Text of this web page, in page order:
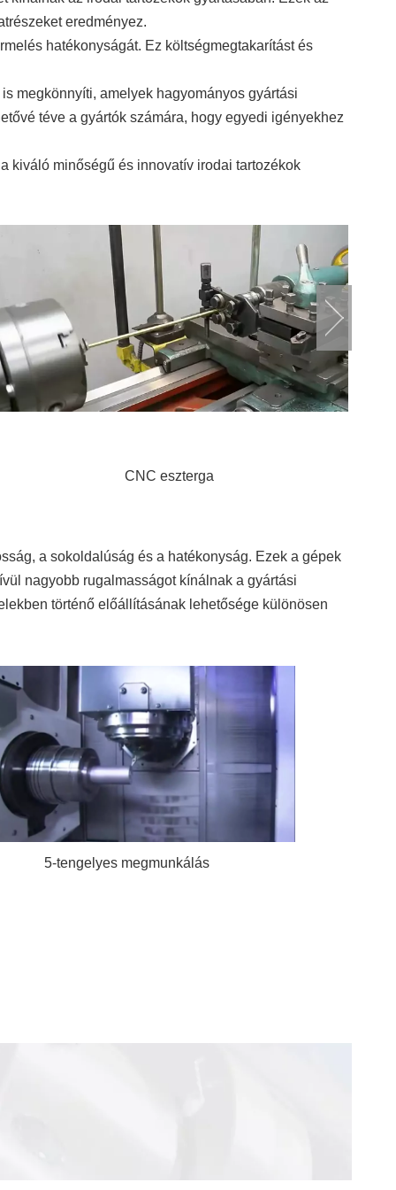
eredményez.
hatékonyságát. Ez költségmegtakarítást és
megkönnyíti, amelyek hagyományos gyártási
téve a gyártók számára, hogy egyedi igényekhez
kiváló minőségű és innovatív irodai tartozékok
CNC marás
a sokoldalúság és a hatékonyság. Ezek a gépek
nagyobb rugalmasságot kínálnak a gyártási
történő előállításának lehetősége különösen
5-tengelyes megmunkálás